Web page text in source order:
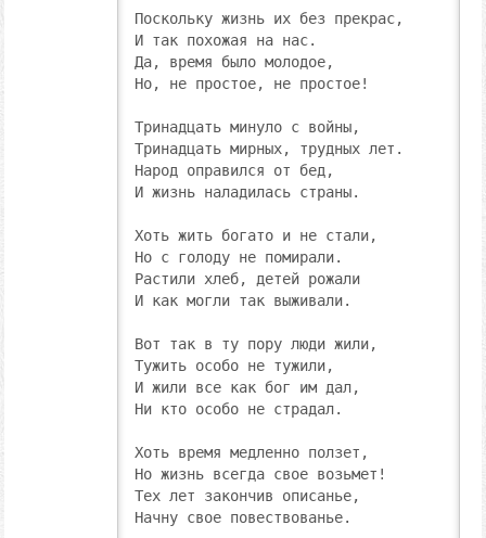
Поскольку жизнь их без прекрас,
И так похожая на нас.
Да, время было молодое,
Но, не простое, не простое!
Тринадцать минуло с войны,
Тринадцать мирных, трудных лет.
Народ оправился от бед,
И жизнь наладилась страны.
Хоть жить богато и не стали,
Но с голоду не помирали.
Растили хлеб, детей рожали
И как могли так выживали.
Вот так в ту пору люди жили,
Тужить особо не тужили,
И жили все как бог им дал,
Ни кто особо не страдал.
Хоть время медленно ползет,
Но жизнь всегда свое возьмет!
Тех лет закончив описанье,
Начну свое повествованье.